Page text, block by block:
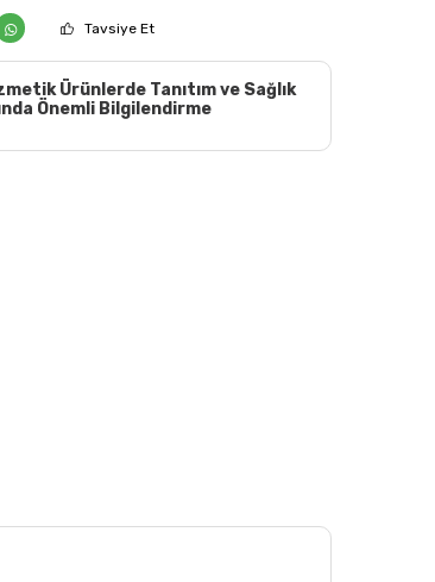
Tavsiye Et
Ürünlerde Tanıtım ve Sağlık
Önemli Bilgilendirme